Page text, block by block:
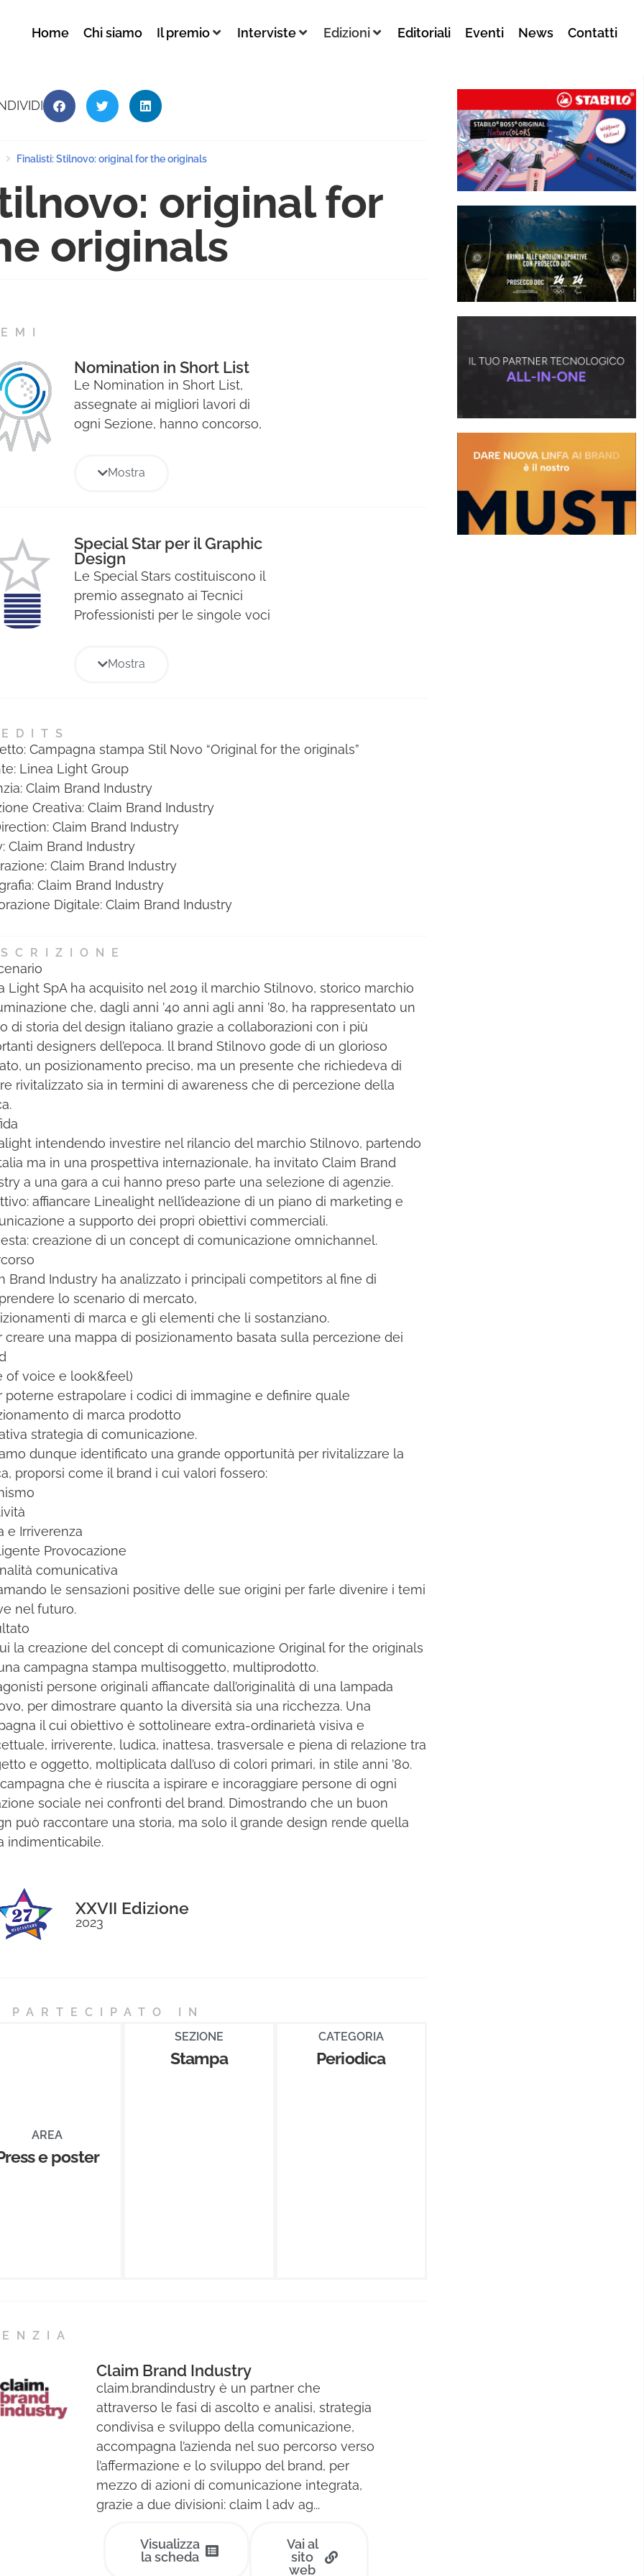
Home Chi siamo Il premio Interviste Edizioni Editoriali Eventi News Contatti
Finalisti: Stilnovo: original for the originals
original for
originals
Nomination in Short List
Le Nomination in Short List,
assegnate ai migliori lavori di
ogni Sezione, hanno concorso,
Classificato). Le Nomination
questo non riceveranno
riconoscimenti, saranno tutte
pubblicate con immagine e credit
sull’Annual cartaceo Mediastars.
Mostra
Special Star per il Graphic
Design
Le Special Stars costituiscono il
premio assegnato ai Tecnici
Professionisti per le singole voci
state assegnate a coloro che
riconoscimento consiste in un
diploma cartaceo e alla
pubblicazione di foto e bio della
persona premiata nell’albo dei
migliori professionisti dell’anno,
inserito nell’Annual cartaceo
Mediastars.
Mostra
Campagna stampa Stil Novo “Original for the originals”
Linea Light Group
Claim Brand Industry
Creativa: Claim Brand Industry
Claim Brand Industry
Claim Brand Industry
Claim Brand Industry
Claim Brand Industry
Digitale: Claim Brand Industry
Light SpA ha acquisito nel 2019 il marchio Stilnovo, storico marchio
che, dagli anni ’40 anni agli anni ’80, ha rappresentato un
di storia del design italiano grazie a collaborazioni con i più
designers dell’epoca. ll brand Stilnovo gode di un glorioso
un posizionamento preciso, ma un presente che richiedeva di
rivitalizzato sia in termini di awareness che di percezione della
intendendo investire nel rilancio del marchio Stilnovo, partendo
ma in una prospettiva internazionale, ha invitato Claim Brand
a una gara a cui hanno preso parte una selezione di agenzie.
affiancare Linealight nell’ideazione di un piano di marketing e
a supporto dei propri obiettivi commerciali.
creazione di un concept di comunicazione omnichannel.
Brand Industry ha analizzato i principali competitors al fine di
lo scenario di mercato,
di marca e gli elementi che li sostanziano.
creare una mappa di posizionamento basata sulla percezione dei
of voice e look&feel)
poterne estrapolare i codici di immagine e definire quale
di marca prodotto
strategia di comunicazione.
dunque identificato una grande opportunità per rivitalizzare la
proporsi come il brand i cui valori fossero:
e Irriverenza
Provocazione
comunicativa
le sensazioni positive delle sue origini per farle divenire i temi
nel futuro.
la creazione del concept di comunicazione Original for the originals
campagna stampa multisoggetto, multiprodotto.
persone originali affiancate dall’originalità di una lampada
per dimostrare quanto la diversità sia una ricchezza. Una
il cui obiettivo è sottolineare extra-ordinarietà visiva e
irriverente, ludica, inattesa, trasversale e piena di relazione tra
e oggetto, moltiplicata dall’uso di colori primari, in stile anni ’80.
che è riuscita a ispirare e incoraggiare persone di ogni
sociale nei confronti del brand. Dimostrando che un buon
può raccontare una storia, ma solo il grande design rende quella
indimenticabile.
XXVII Edizione
2023
PARTECIPATO IN
AREA
e poster
SEZIONE
Stampa
CATEGORIA
Periodica
Claim Brand Industry
claim.brandindustry è un partner che
attraverso le fasi di ascolto e analisi, strategia
condivisa e sviluppo della comunicazione,
accompagna l’azienda nel suo percorso verso
l’affermazione e lo sviluppo del brand, per
mezzo di azioni di comunicazione integrata,
grazie a due divisioni: claim l adv ag...
Visualizza
la scheda
Vai al
sito
web